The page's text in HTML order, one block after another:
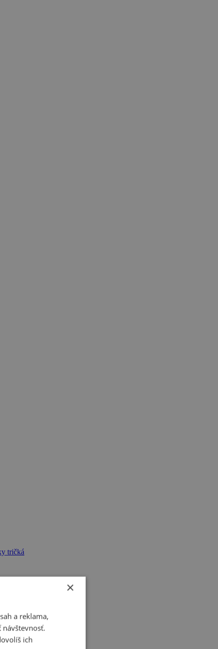
tričká
×
a reklama,
návštevnosť.
ich